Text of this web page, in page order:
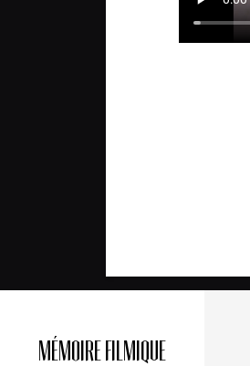
MÉMOIRE FILMIQUE